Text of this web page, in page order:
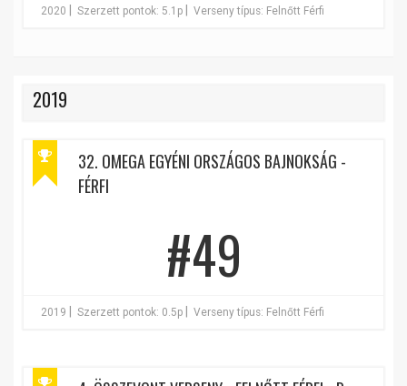
2020 Szerzett pontok: 5.1p Verseny típus: Felnőtt Férfi
2019
32. OMEGA EGYÉNI ORSZÁGOS BAJNOKSÁG -
FÉRFI
#49
2019 Szerzett pontok: 0.5p Verseny típus: Felnőtt Férfi